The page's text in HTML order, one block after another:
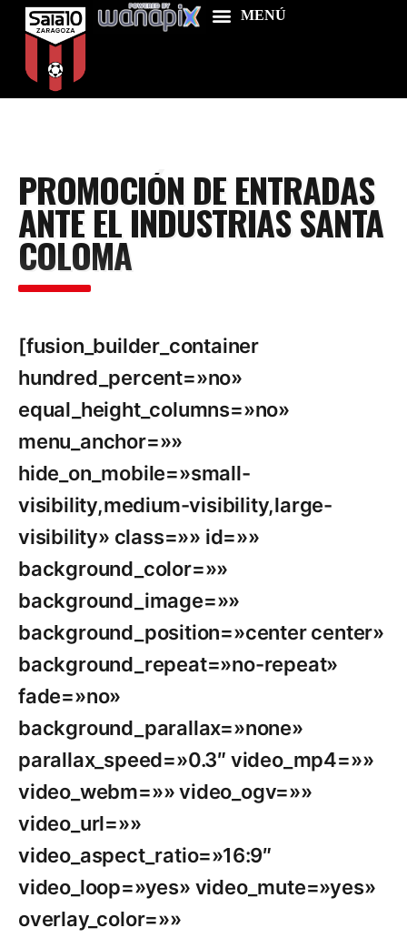
Food & Drink
Features
News
Contacts
PROMOCIÓN DE ENTRADAS
ANTE EL INDUSTRIAS SANTA
COLOMA
[fusion_builder_container
hundred_percent=»no»
equal_height_columns=»no»
menu_anchor=»»
hide_on_mobile=»small-
visibility,medium-visibility,large-
visibility» class=»» id=»»
background_color=»»
background_image=»»
background_position=»center center»
background_repeat=»no-repeat»
fade=»no»
background_parallax=»none»
parallax_speed=»0.3″ video_mp4=»»
video_webm=»» video_ogv=»»
video_url=»»
video_aspect_ratio=»16:9″
video_loop=»yes» video_mute=»yes»
overlay_color=»»